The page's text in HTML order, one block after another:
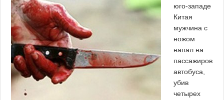
юго-западе
Китая
мужчина с
ножом
напал на
пассажиров
автобуса,
убив
четырех